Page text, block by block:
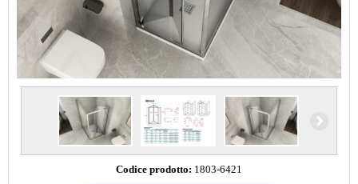
Codice prodotto: 1803-6421